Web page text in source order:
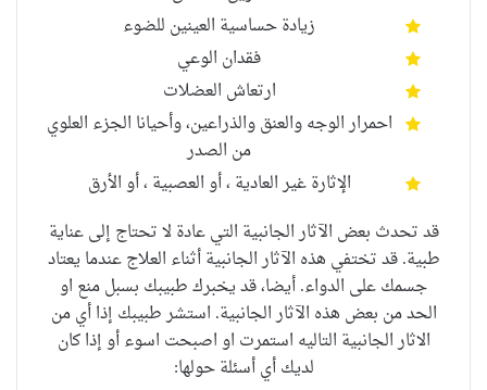
زيادة حساسية العينين للضوء
فقدان الوعي
ارتعاش العضلات
احمرار الوجه والعنق والذراعين، وأحيانا الجزء العلوي
من الصدر
الإثارة غير العادية ، أو العصبية ، أو الأرق
قد تحدث بعض الآثار الجانبية التي عادة لا تحتاج إلى عناية
طبية. قد تختفي هذه الآثار الجانبية أثناء العلاج عندما يعتاد
جسمك على الدواء. أيضا، قد يخبرك طبيبك بسبل منع او
الحد من بعض هذه الآثار الجانبية. استشر طبيبك إذا أي من
الاثار الجانبية التاليه استمرت او اصبحت اسوء أو إذا كان
لديك أي أسئلة حولها: